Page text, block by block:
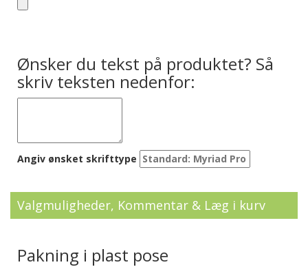
Ønsker du tekst på produktet? Så
skriv teksten nedenfor:
Angiv ønsket skrifttype
Valgmuligheder, Kommentar & Læg i kurv
Pakning i plast pose